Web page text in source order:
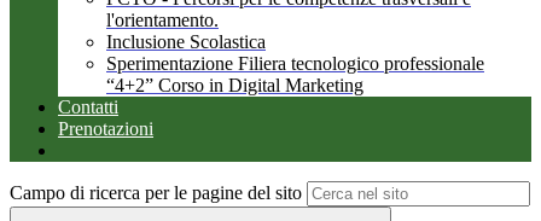
l'orientamento.
Inclusione Scolastica
Sperimentazione Filiera tecnologico professionale
“4+2” Corso in Digital Marketing
Contatti
Prenotazioni
Campo di ricerca per le pagine del sito